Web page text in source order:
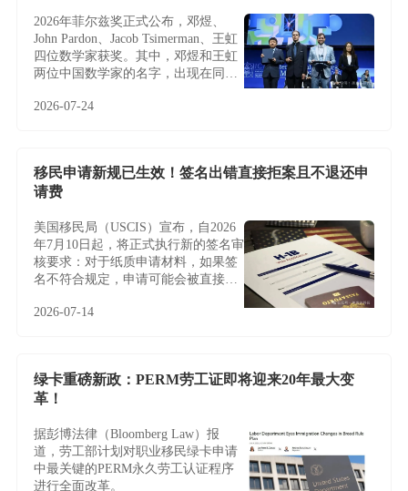
2026年菲尔兹奖正式公布，邓煜、
John Pardon、Jacob Tsimerman、王虹
四位数学家获奖。其中，邓煜和王虹
两位中国数学家的名字，出现在同一
了一层特别的意义。
2026-07-24
移民申请新规已生效！签名出错直接拒案且不退还申
请费
美国移民局（USCIS）宣布，自2026
年7月10日起，将正式执行新的签名审
核要求：对于纸质申请材料，如果签
名不符合规定，申请可能会被直接拒
改机会。
2026-07-14
绿卡重磅新政：PERM劳工证即将迎来20年最大变
革！
据彭博法律（Bloomberg Law）报
道，劳工部计划对职业移民绿卡申请
中最关键的PERM永久劳工认证程序
进行全面改革。